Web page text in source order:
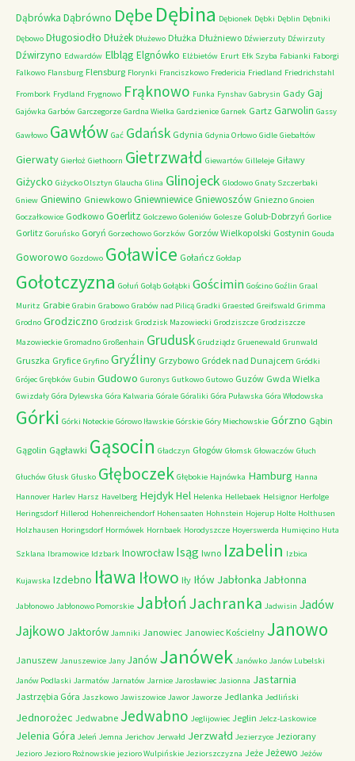
Dąbrówka Dąbrówno Dębe Dębina Dębionek Dębki Dęblin Dębniki
Dębowo Długosiodło Dłużek Dłużewo Dłużka Dłużniewo Dźwierzuty Dźwirzuty
Dźwirzyno Edwardów Elbląg Elgnówko Elżbietów Erurt Ełk Szyba Fabianki Faborgi
Falkowo Flansburg Flensburg Florynki Franciszkowo Fredericia Friedland Friedrichstahl
Frombork Frydland Frygnowo Frąknowo Funka Fynshav Gabrysin Gady Gaj
Gajówka Garbów Garczegorze Gardna Wielka Gardzienice Garnek Gartz Garwolin Gassy
Gawłowo Gawłów Gać Gdańsk Gdynia Gdynia Orłowo Gidle Giebałtów
Gierwaty Gierłoż Giethoorn Gietrzwałd Giewartów Gilleleje Giławy
Giżycko Giżycko Olsztyn Glaucha Glina Glinojeck Glodowo Gnaty Szczerbaki
Gniew Gniewino Gniewkowo GniewniewiceGniewoszów Gniezno Gnoien
Goczałkowice Godkowo Goerlitz Golczewo Goleniów Golesze Golub-Dobrzyń Gorlice
Gorlitz Goruńsko Goryń Gorzechowo Gorzków Gorzów Wielkopolski Gostynin Gouda
Goworowo Gozdowo Goławice Gołańcz Gołdap
Gołotczyzna Gołuń Gołąb Gołąbki Gościmin Gościno Goźlin Graal
Muritz Grabie Grabin Grabowo Grabów nad Pilicą Gradki Graested Greifswald Grimma
Grodno Grodziczno Grodzisk Grodzisk Mazowiecki Grodziszcze Grodziszcze
Mazowieckie Gromadno Großenhain Grudusk Grudziądz Gruenewald Grunwald
Gruszka Gryfice Gryfino Gryźliny Grzybowo Gródek nad Dunajcem Gródki
Grójec Grębków Gubin Gudowo Guronys Gutkowo Gutowo Guzów Gwda Wielka
Gwizdały Góra Dylewska Góra Kalwaria Górale Góraliki Góra Puławska Góra Włodowska
Górki Górki Noteckie Górowo Iławskie Górskie Góry Miechowskie Górzno Gąbin
Gągolin Gągławki Gąsocin Gładczyn Głogów Głomsk Głowaczów Głuch
Głuchów Głusk Głusko Głęboczek Głębokie Hajnówka Hamburg Hanna
Hannover Harlev Harsz Havelberg HejdykHel Helenka Hellebaek Helsignor Herfolge
Heringsdorf Hillerod Hohenreichendorf Hohensaaten Hohnstein Hojerup Holte Holthusen
Holzhausen Horingsdorf Hormówek Hornbaek Horodyszcze Hoyerswerda Humięcino Huta
Szklana Ibramowice Idzbark Inowrocław Isąg Iwno Izabelin Izbica
Kujawska Izdebno Iława Iłowo Iły Iłów Jabłonka Jabłonna
Jabłonowo Jabłonowo Pomorskie JabłońJachranka Jadwisin Jadów
Jajkowo Jaktorów Jamniki Janowiec Janowiec Kościelny Janowo
Januszew Januszewice Jany Janów Janówek Janówko Janów Lubelski
Janów Podlaski Jarmatów Jarnatów Jarnice Jarosławiec Jasionna Jastarnia
Jastrzębia Góra Jaszkowo Jawiszowice Jawor Jaworze Jedlanka Jedliński
Jednorożec Jedwabne Jedwabno Jeglijowiec Jeglin Jelcz-Laskowice
Jelenia Góra Jeleń Jemna Jerichov Jerwałd Jerzwałd Jezierzyce Jeziorany
Jezioro Jezioro Rożnowskie jezioro Wulpińskie Jeziorszczyzna Jeże Jeżewo Jeżów